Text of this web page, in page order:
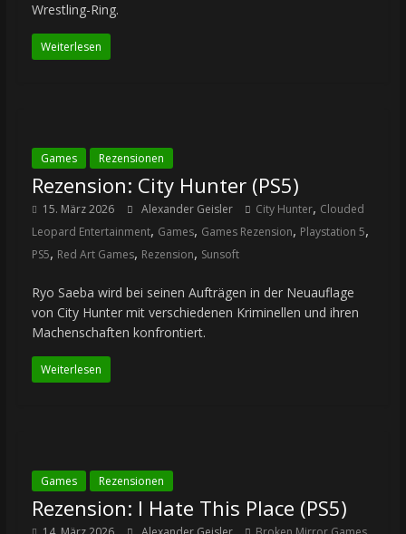
Wrestling-Ring.
Weiterlesen
Games Rezensionen
Rezension: City Hunter (PS5)
15. März 2026 Alexander Geisler City Hunter, Clouded
Leopard Entertainment, Games, Games Rezension, Playstation 5,
PS5, Red Art Games, Rezension, Sunsoft
Ryo Saeba wird bei seinen Aufträgen in der Neuauflage
von City Hunter mit verschiedenen Kriminellen und ihren
Machenschaften konfrontiert.
Weiterlesen
Games Rezensionen
Rezension: I Hate This Place (PS5)